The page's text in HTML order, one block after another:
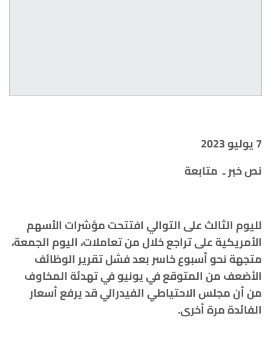
7 يوليو 2023
نص خبر ـ متابعة
لليوم الثالث على التوالي افتتحت مؤشرات الأسهم
الأمريكية على تراجع خلال من تعاملات، اليوم الجمعة،
متجهة نحو أسبوع خاسر بعد فشل تقرير الوظائف
الأضعف من المتوقع في يونيو في تهدئة المخاوف
من أن مجلس الاحتياطي الفيدرالي قد يرفع أسعار
الفائدة مرة أخرى.